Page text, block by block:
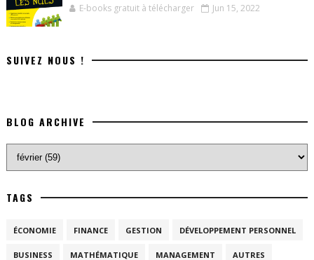
E-books gratuit à télécharger Jun 15, 2022
SUIVEZ NOUS !
BLOG ARCHIVE
TAGS
ÉCONOMIE FINANCE GESTION DÉVELOPPEMENT PERSONNEL
BUSINESS MATHÉMATIQUE MANAGEMENT AUTRES